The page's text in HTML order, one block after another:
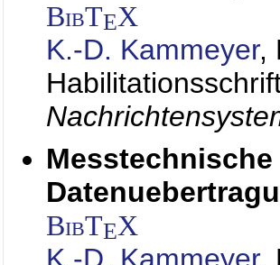
BibTEX
K.-D. Kammeyer,
BibTEX